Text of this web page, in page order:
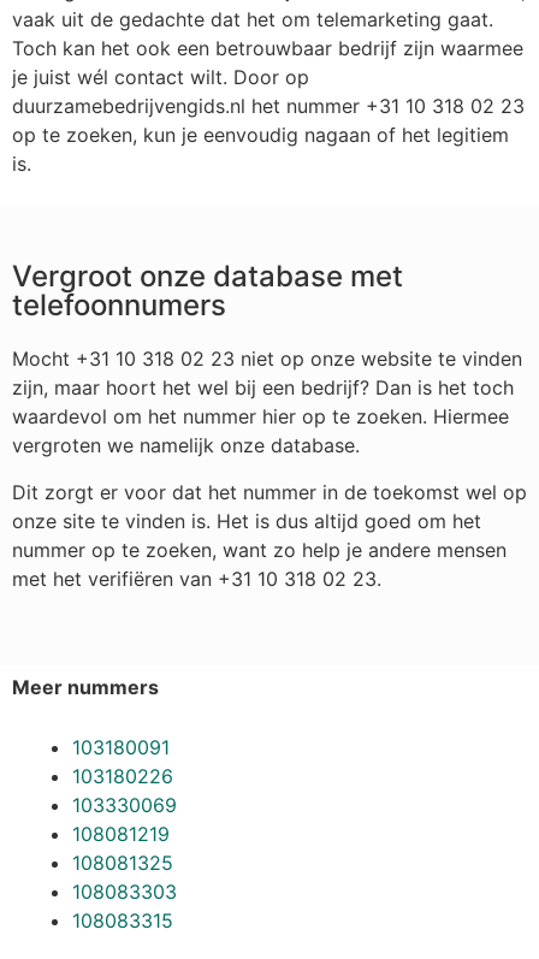
vaak uit de gedachte dat het om telemarketing gaat.
Toch kan het ook een betrouwbaar bedrijf zijn waarmee
je juist wél contact wilt. Door op
duurzamebedrijvengids.nl het nummer +31 10 318 02 23
op te zoeken, kun je eenvoudig nagaan of het legitiem
is.
Vergroot onze database met
telefoonnumers
Mocht +31 10 318 02 23 niet op onze website te vinden
zijn, maar hoort het wel bij een bedrijf? Dan is het toch
waardevol om het nummer hier op te zoeken. Hiermee
vergroten we namelijk onze database.
Dit zorgt er voor dat het nummer in de toekomst wel op
onze site te vinden is. Het is dus altijd goed om het
nummer op te zoeken, want zo help je andere mensen
met het verifiëren van +31 10 318 02 23.
Meer nummers
103180091
103180226
103330069
108081219
108081325
108083303
108083315